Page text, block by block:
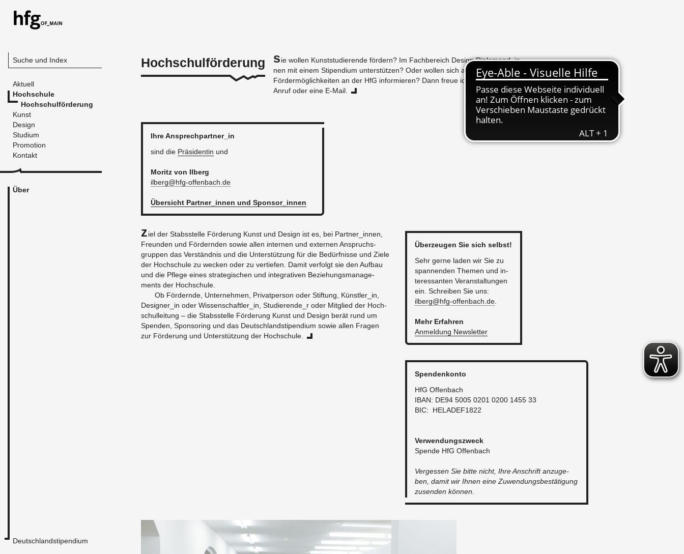
Suche und Index
Aktuell
Hochschule
Hochschulförderung
Kunst
Design
Studium
Promotion
Kontakt
Über
Deutschlandstipendium
Hochschulförderung Sie wol­len Kunst­stu­die­ren­de för­dern? Im Fach­be­reich De­sign Di­plo­man­d_in­
nen mit einem Sti­pen­di­um un­ter­stüt­zen? Oder wol­len sich all­ge­mein über
För­der­mög­lich­kei­ten an der HfG in­for­mie­ren? Dann freue ich mich über Ihren
Anruf oder eine E-Mail.
Ihre An­sprech­part­ner_in
sind die Prä­si­den­tin und
Mo­ritz von Il­berg
ilberg@​hfg-​offenbach.​de
Über­sicht Part­ner_in­nen und Spon­sor_in­nen
Ziel der Stabs­stel­le För­de­rung Kunst und De­sign ist es, bei Part­ner_in­nen,
Freun­den und För­dern­den sowie allen in­ter­nen und ex­ter­nen An­spruchs­
grup­pen das Ver­ständ­nis und die Un­ter­stüt­zung für die Be­dürf­nis­se und Ziele
der Hoch­schu­le zu we­cken oder zu ver­tie­fen. Damit ver­folgt sie den Auf­bau
und die Pfle­ge eines stra­te­gi­schen und in­te­gra­ti­ven Be­zie­hungs­ma­nage­
ments der Hoch­schu­le.
Ob För­dern­de, Un­ter­neh­men, Pri­vat­per­son oder Stif­tung, Künst­ler_in,
De­si­gner_in oder Wis­sen­schaft­ler_in, Stu­die­ren­de_r oder Mit­glied der Hoch­
schul­lei­tung – die Stabs­stel­le För­de­rung Kunst und De­sign berät rund um
Spen­den, Spon­so­ring und das Deutsch­land­sti­pen­di­um sowie allen Fra­gen
zur För­de­rung und Un­ter­stüt­zung der Hoch­schu­le.
Über­zeu­gen Sie sich selbst!
Sehr gerne laden wir Sie zu
span­nen­den The­men und in­
ter­es­san­ten Ver­an­stal­tun­gen
ein. Schrei­ben Sie uns:
ilberg@​hfg-​offenbach.​de
Mehr Er­fah­ren
An­mel­dung News­let­ter
Spen­den­kon­to
HfG Of­fen­bach
IBAN: DE94 5005 0201 0200 1455 33
BIC: HELA­DE­F1822
Ver­wen­dungs­zweck
Spen­de HfG Of­fen­bach
Ver­ges­sen Sie bitte nicht, Ihre An­schrift an­zu­ge­
ben, damit wir Ihnen eine Zu­wen­dungs­be­stä­ti­gung
zu­sen­den kön­nen.